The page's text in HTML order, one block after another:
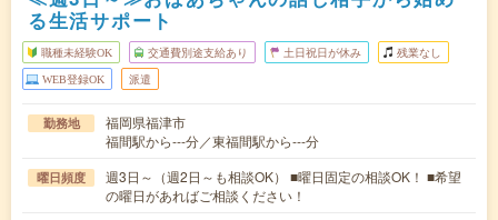
る生活サポート
職種未経験OK 交通費別途支給あり 土日祝日が休み 残業なし
WEB登録OK 派遣
勤務地
福岡県福津市
福間駅から---分／東福間駅から---分
曜日頻度
週3日～（週2日～も相談OK） ■曜日固定の相談OK！ ■希望
の曜日があればご相談ください！